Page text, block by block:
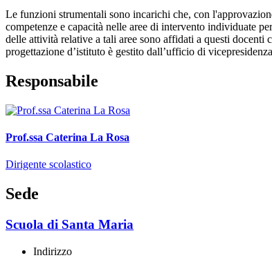
Le funzioni strumentali sono incarichi che, con
competenze e capacità nelle aree di intervento individuate
delle attività relative a tali aree sono affidati a questi
progettazione d’istituto è gestito dall’ufficio di
Responsabile
Prof.ssa Caterina La Rosa
Dirigente scolastico
Sede
Scuola di Santa Maria
Indirizzo